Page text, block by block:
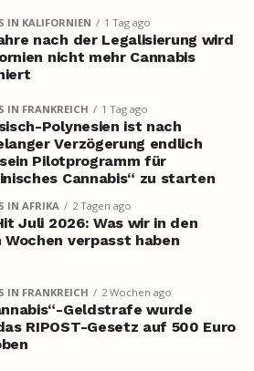
IN KALIFORNIEN 1 Tag ago
nach der Legalisierung wird
nicht mehr Cannabis
IN FRANKREICH 1 Tag ago
Polynesien ist nach
Verzögerung endlich
Pilotprogramm für
Cannabis“ zu starten
IN AFRIKA 2 Tagen ago
Juli 2026: Was wir in den
verpasst haben
IN FRANKREICH 2 Wochen ago
Geldstrafe wurde
RIPOST-Gesetz auf 500 Euro